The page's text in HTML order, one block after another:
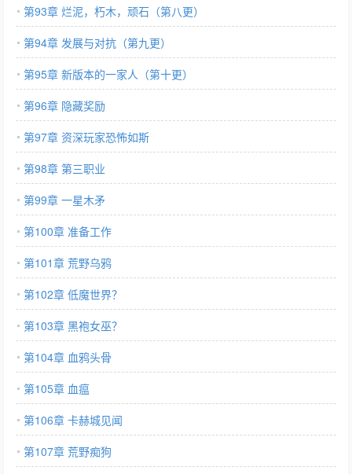
第93章 烂泥，朽木，顽石（第八更）
第94章 发展与对抗（第九更）
第95章 新版本的一家人（第十更）
第96章 隐藏奖励
第97章 资深玩家恐怖如斯
第98章 第三职业
第99章 一星木矛
第100章 准备工作
第101章 荒野乌鸦
第102章 低魔世界？
第103章 黑袍女巫？
第104章 血鸦头骨
第105章 血瘟
第106章 卡赫城见闻
第107章 荒野痴狗